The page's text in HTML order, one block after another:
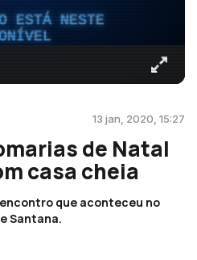
ESTÁ NESTE
13 jan, 2020, 15:27
de Natal
casa cheia
que aconteceu no
Santana.